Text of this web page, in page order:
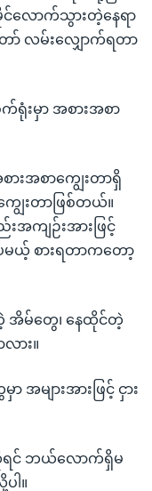
င်လောက်သွားတဲ့နေရာ
ာ် လမ်းလျှောက်ရတာ
ရုံးမှာ အစားအစာ
ားအစာကျွေးတာရှိ
းတာဖြစ်တယ်။
းအကျဉ်းအားဖြင့်
ယ့် စားရတာကတော့
အိမ်တွေ၊ နေထိုင်တဲ့
ား။
အများအားဖြင့် ငှား
ခဆိုရင် ဘယ်လောက်ရှိမ
ါ။